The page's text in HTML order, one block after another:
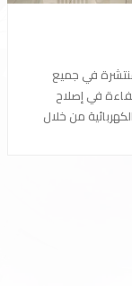
في جميع
في إصلاح
من خلال